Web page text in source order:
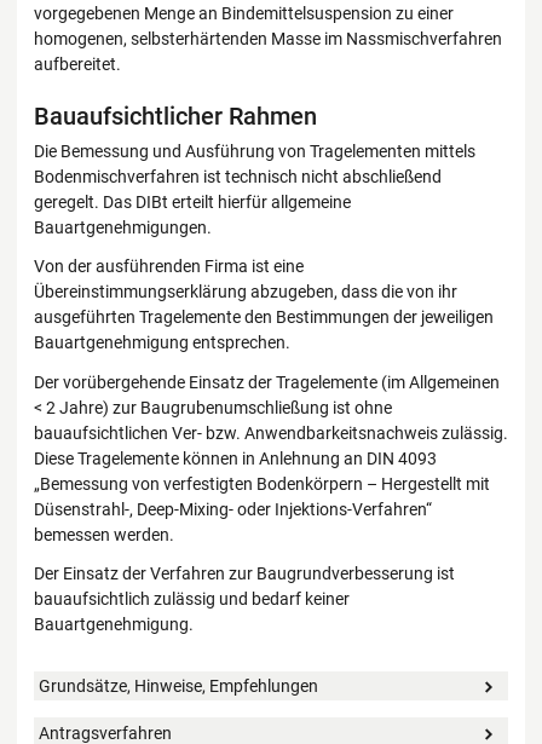
vorgegebenen Menge an Bindemittelsuspension zu einer
homogenen, selbsterhärtenden Masse im Nassmischverfahren
aufbereitet.
Bauaufsichtlicher Rahmen
Die Bemessung und Ausführung von Tragelementen mittels
Bodenmischverfahren ist technisch nicht abschließend
geregelt. Das DIBt erteilt hierfür allgemeine
Bauartgenehmigungen.
Von der ausführenden Firma ist eine
Übereinstimmungserklärung abzugeben, dass die von ihr
ausgeführten Tragelemente den Bestimmungen der jeweiligen
Bauartgenehmigung entsprechen.
Der vorübergehende Einsatz der Tragelemente (im Allgemeinen
< 2 Jahre) zur Baugrubenumschließung ist ohne
bauaufsichtlichen Ver- bzw. Anwendbarkeitsnachweis zulässig.
Diese Tragelemente können in Anlehnung an DIN 4093
„Bemessung von verfestigten Bodenkörpern – Hergestellt mit
Düsenstrahl-, Deep-Mixing- oder Injektions-Verfahren“
bemessen werden.
Der Einsatz der Verfahren zur Baugrundverbesserung ist
bauaufsichtlich zulässig und bedarf keiner
Bauartgenehmigung.
Grundsätze, Hinweise, Empfehlungen
Antragsverfahren